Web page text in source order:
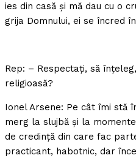
ies din casă şi mă dau cu o
grija Domnului, ei se încred
Rep: – Respectaţi, să
religioasă?
Ionel Arsene: Pe cât îmi stă
merg la slujbă şi la
de credinţă din care fac
practicant, habotnic, dar